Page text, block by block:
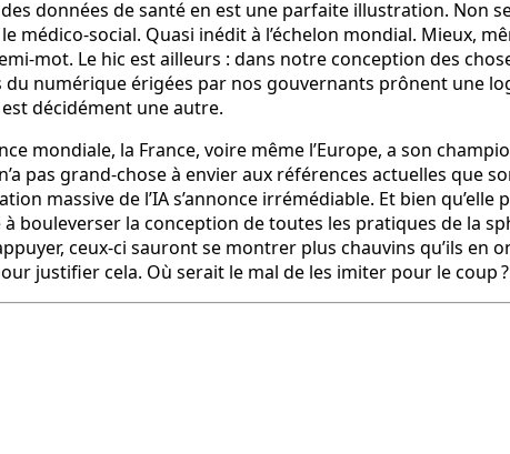
données de santé en est une parfaite illustration. Non
social. Quasi inédit à l’échelon mondial. Mieux,
mot. Le hic est ailleurs : dans notre conception des
numérique érigées par nos gouvernants prônent une
est décidément une autre.
mondiale, la France, voire même l’Europe, a son
pas grand-chose à envier aux références actuelles que
massive de l’IA s’annonce irrémédiable. Et bien
bouleverser la conception de toutes les pratiques de la
ceux-ci sauront se montrer plus chauvins qu’ils en
justifier cela. Où serait le mal de les imiter pour le coup ?